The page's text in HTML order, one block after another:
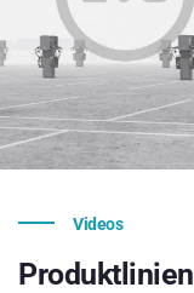
Videos
Produktlinien